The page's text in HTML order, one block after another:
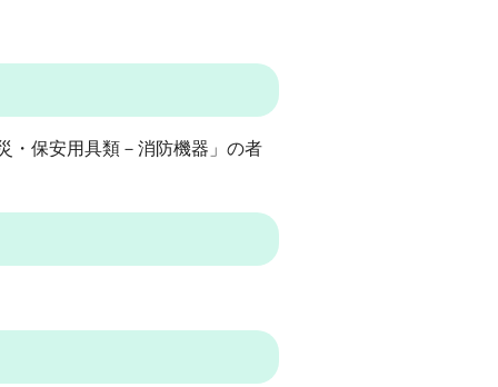
・保安用具類－消防機器」の者